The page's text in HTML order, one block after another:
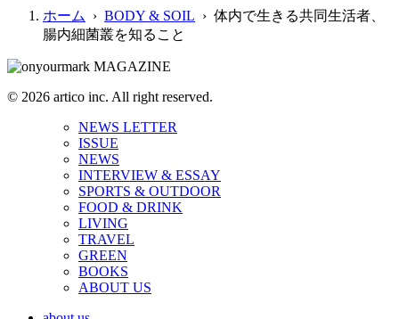
ホーム › BODY & SOIL › 体内で生きる共同生活者、
腸内細菌叢を知ること
© 2026 artico inc. All right reserved.
NEWS LETTER
ISSUE
NEWS
INTERVIEW & ESSAY
SPORTS & OUTDOOR
FOOD & DRINK
LIVING
TRAVEL
GREEN
BOOKS
ABOUT US